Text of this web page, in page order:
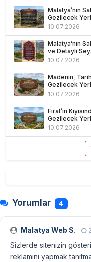
Malatya’nın
Gezilecek
10.07.2026
Malatya’nın
ve Detaylı
10.07.2026
Madenin,
Gezilecek
10.07.2026
Fırat’ın
Gezilecek
10.07.2026
Yorumlar 4
Malatya Web S.
Sizlerde sitenizin
reklamını yapmak